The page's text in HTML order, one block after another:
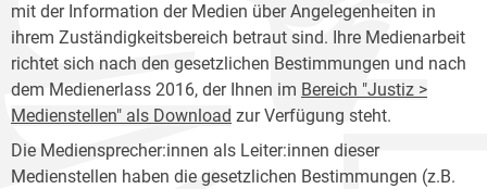
mit der Information der Medien über Angelegenheiten in
ihrem Zuständigkeitsbereich betraut sind. Ihre Medienarbeit
richtet sich nach den gesetzlichen Bestimmungen und nach
dem Medienerlass 2016, der Ihnen im Bereich "Justiz >
Medienstellen" als Download zur Verfügung steht.
Die Mediensprecher:innen als Leiter:innen dieser
Medienstellen haben die gesetzlichen Bestimmungen (z.B.